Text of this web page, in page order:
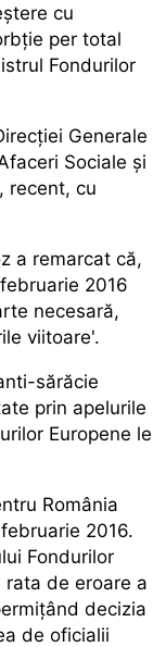
cu
per total
Fondurilor
Generale
Sociale și
recent, cu
a remarcat că,
2016
necesară,
viitoare'.
sărăcie
prin apelurile
Europene le
România
2016.
Fondurilor
de eroare a
decizia
de oficialii